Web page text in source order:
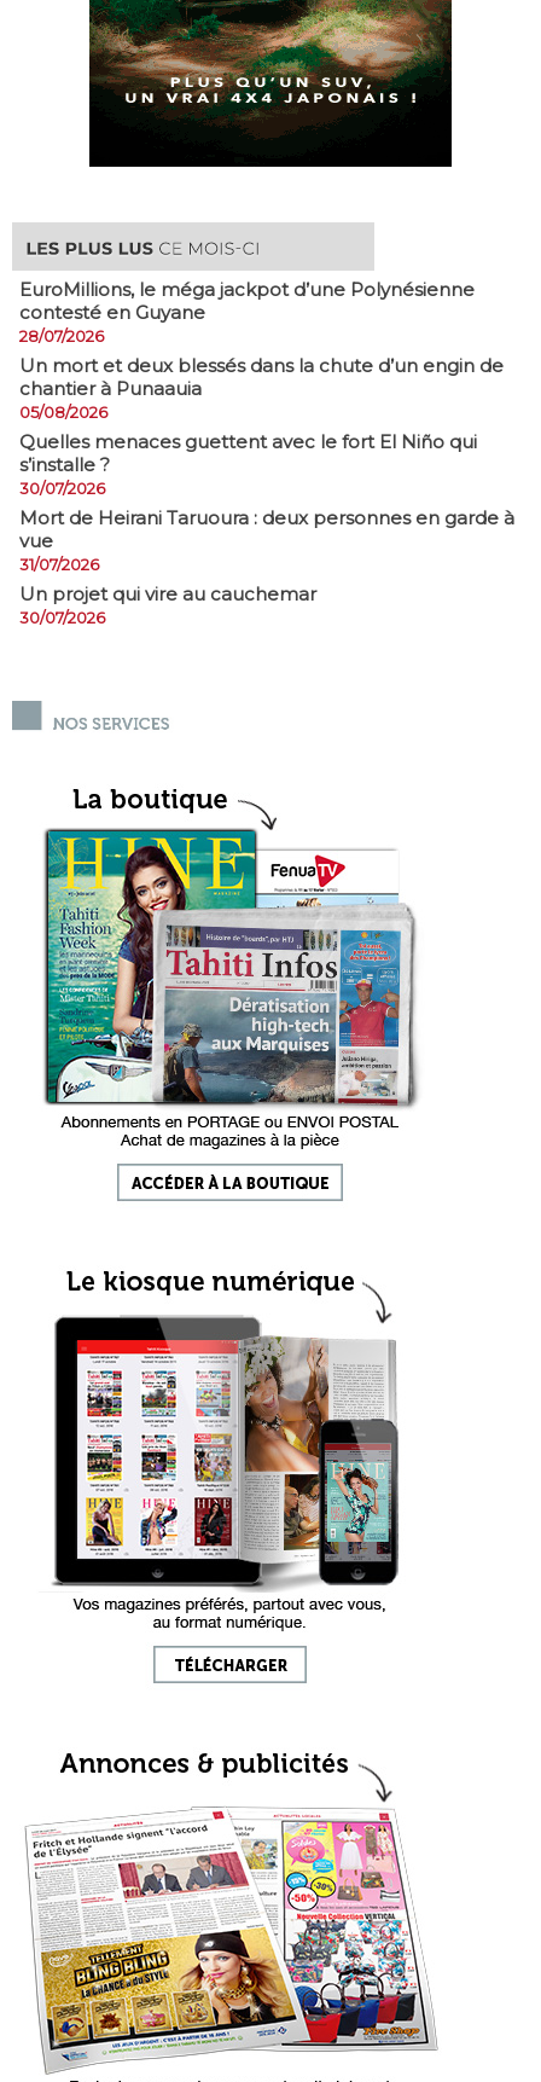
EuroMillions, ​le méga jackpot d’une Polynésienne
contesté en Guyane
28/07/2026
​Un mort et deux blessés dans la chute d’un engin de
chantier à Punaauia
05/08/2026
Quelles menaces guettent avec le fort El Niño qui
s’installe ?
30/07/2026
Mort de Heirani Taruoura : deux personnes en garde à
vue
31/07/2026
Un projet qui vire au cauchemar
30/07/2026